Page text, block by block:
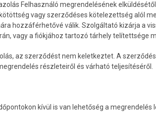
Felhasználó megrendelésének
vagy szerződéses kötelezettség alól
hozzáférhetővé válik. Szolgáltató kizárja a
vagy a fiókjához tartozó tárhely telítettsége
az szerződést nem keletkeztet. A
részleteiről és várható teljesítéséről.
kívül is van lehetőség a megrendelés